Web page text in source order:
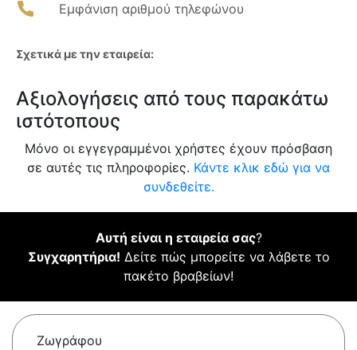
Εμφάνιση αριθμού τηλεφώνου
Σχετικά με την εταιρεία:
Αξιολογήσεις από τους παρακάτω
ιστότοπους
Μόνο οι εγγεγραμμένοι χρήστες έχουν πρόσβαση
σε αυτές τις πληροφορίες. Κάντε κλικ εδώ για να
συνδεθείτε.
Αυτή είναι η εταιρεία σας?
Συγχαρητήρια! Δείτε πώς μπορείτε να λάβετε το
πακέτο βραβείων!
Ζωγράφου